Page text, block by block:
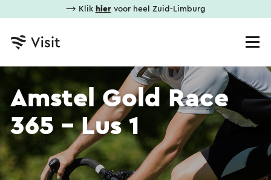
⟶ Klik hiervoor heel Zuid-Limburg
Amstel Gold Race
365 - Lus 1